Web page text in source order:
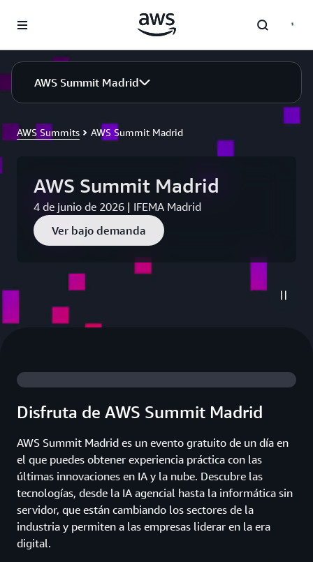
AWS Summit Madrid
AWS Summits AWS Summit Madrid
AWS Summit Madrid
4 de junio de 2026 | IFEMA Madrid
Ver bajo demanda
Disfruta de AWS Summit Madrid
AWS Summit Madrid es un evento gratuito de un día en
el que puedes obtener experiencia práctica con las
últimas innovaciones en IA y la nube. Descubre las
tecnologías, desde la IA agencial hasta la informática sin
servidor, que están cambiando los sectores de la
industria y permiten a las empresas liderar en la era
digital.